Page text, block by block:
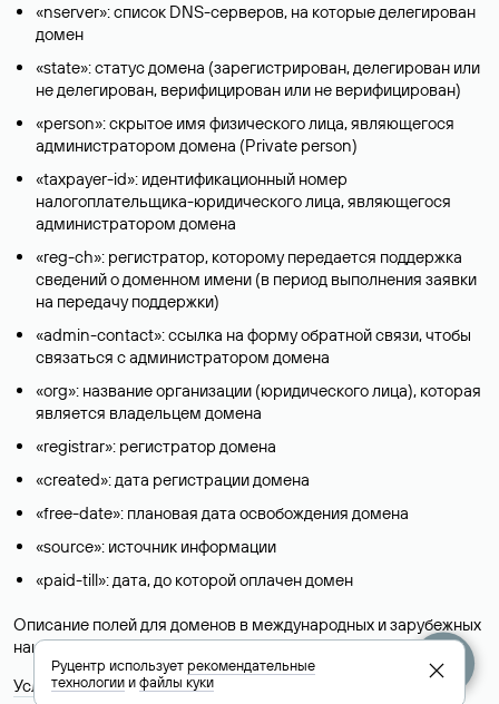
«nserver»: список DNS-серверов, на которые делегирован
домен
«state»: статус домена (зарегистрирован, делегирован или
не делегирован, верифицирован или не верифицирован)
«person»: скрытое имя физического лица, являющегося
администратором домена (Privatе person)
«taxpayer-id»: идентификационный номер
налогоплательщика-юридического лица, являющегося
администратором домена
«reg-ch»: регистратор, которому передается поддержка
сведений о доменном имени (в период выполнения заявки
на передачу поддержки)
«admin-contact»: ссылка на форму обратной связи, чтобы
связаться с администратором домена
«org»: название организации (юридического лица), которая
является владельцем домена
«registrar»: регистратор домена
«created»: дата регистрации домена
«free-date»: плановая дата освобождения домена
«source»: источник информации
«paid-till»: дата, до которой оплачен домен
Описание полей для доменов в международных и зарубежных
национальных доменах представлены в разделе «Помощь».
Условия использования Whois-сервиса
Руцентр используетрекомендательные
технологииифайлы куки